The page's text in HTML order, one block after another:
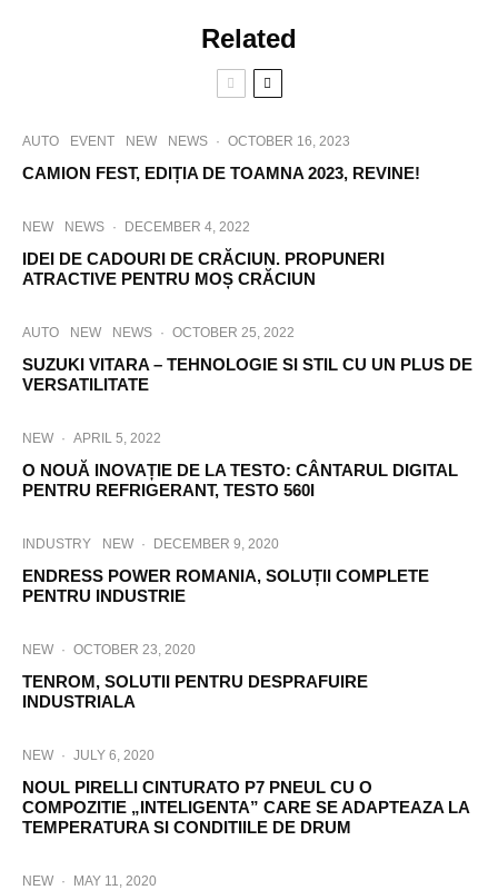
Related
AUTO EVENT NEW NEWS · OCTOBER 16, 2023
CAMION FEST, EDIȚIA DE TOAMNA 2023, REVINE!
NEW NEWS · DECEMBER 4, 2022
IDEI DE CADOURI DE CRĂCIUN. PROPUNERI
ATRACTIVE PENTRU MOȘ CRĂCIUN
AUTO NEW NEWS · OCTOBER 25, 2022
SUZUKI VITARA – TEHNOLOGIE SI STIL CU UN PLUS DE
VERSATILITATE
NEW · APRIL 5, 2022
O NOUĂ INOVAȚIE DE LA TESTO: CÂNTARUL DIGITAL
PENTRU REFRIGERANT, TESTO 560I
INDUSTRY NEW · DECEMBER 9, 2020
ENDRESS POWER ROMANIA, SOLUȚII COMPLETE
PENTRU INDUSTRIE
NEW · OCTOBER 23, 2020
TENROM, SOLUTII PENTRU DESPRAFUIRE
INDUSTRIALA
NEW · JULY 6, 2020
NOUL PIRELLI CINTURATO P7 PNEUL CU O
COMPOZITIE „INTELIGENTA” CARE SE ADAPTEAZA LA
TEMPERATURA SI CONDITIILE DE DRUM
NEW · MAY 11, 2020